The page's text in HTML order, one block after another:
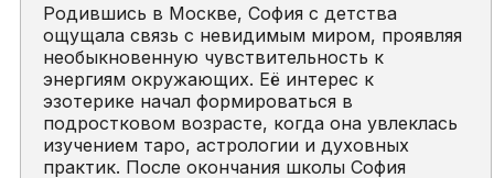
Родившись в Москве, София с детства
ощущала связь с невидимым миром, проявляя
необыкновенную чувствительность к
энергиям окружающих. Её интерес к
эзотерике начал формироваться в
подростковом возрасте, когда она увлеклась
изучением таро, астрологии и духовных
практик. После окончания школы София